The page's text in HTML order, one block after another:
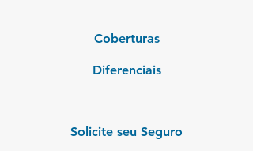
Coberturas
Diferenciais
Solicite seu Seguro